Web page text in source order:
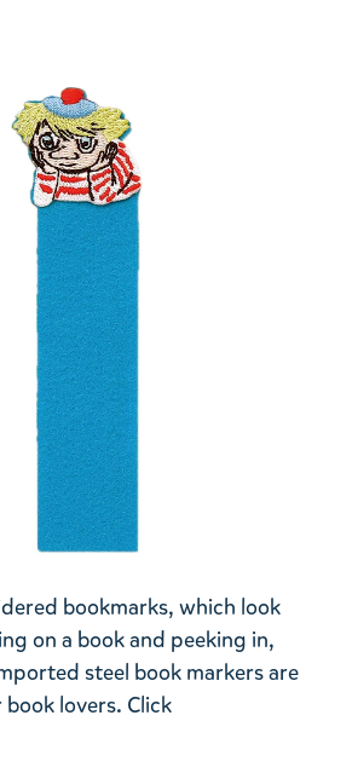
bookmarks, which look
on a book and peeking in,
steel book markers are
lovers. Click